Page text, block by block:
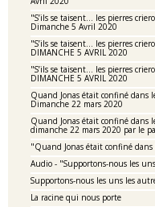
"S’ils se taisent… les pierres
Dimanche 5 Avril 2020
"S’ils se taisent… les pierres
DIMANCHE 5 AVRIL 2020
"S’ils se taisent… les pierres
DIMANCHE 5 AVRIL 2020
Quand Jonas était confiné dans
Dimanche 22 mars 2020
Quand Jonas était confiné dans
dimanche 22 mars 2020 par le
"Quand Jonas était confiné
Audio - "Supportons-nous les
Supportons-nous les uns les
La racine qui nous porte